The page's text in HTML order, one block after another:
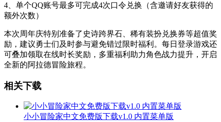
4、单个QQ账号最多可完成4次口令兑换（含邀请好友获得的
额外次数）
本次周年庆特别准备了史诗跨界石、稀有装扮兑换券等超值奖
励，建议勇士们及时参与避免错过限时福利。每日登录游戏还
可叠加领取在线时长奖励，多重福利助力角色战力提升，开启
全新的阿拉德冒险旅程。
相关下载
小小冒险家中文免费版下载v1.0 内置菜单版